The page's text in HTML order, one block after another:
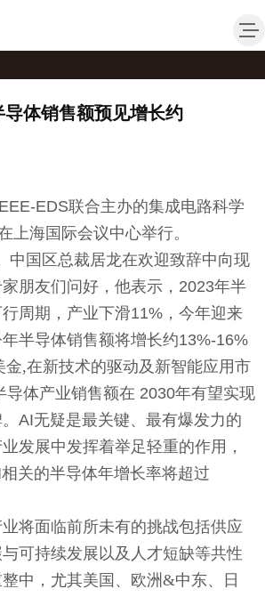
导体销售额预见增长约
EDS联合主办的集成电路科学
上海国际会议中心举行。
中国区总裁居龙在欢迎致辞中向现
朋友们问好，他表示， 2023年半
周期，产业下滑11%，今年迎来
半导体销售额将增长约13%-16%
金,在新技术的驱动及新智能应用市
导体产业销售额在 2030年有望实现
AI无疑是最关键、最有爆发力的
发展中发挥着举足轻重的作用，
相关的半导体年增长率将超过
将面临前所未有的挑战包括供应
可持续发展以及人才短缺等共性
中，尤其美国、欧洲&中东、日